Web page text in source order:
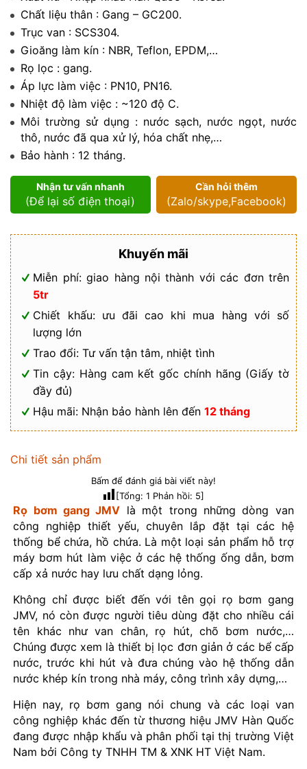
Chất liệu thân : Gang – GC200.
Trục van : SCS304.
Gioăng làm kín : NBR, Teflon, EPDM,…
Rọ lọc : gang.
Áp lực làm việc : PN10, PN16.
Nhiệt độ làm việc : ~120 độ C.
Môi trường sử dụng : nước sạch, nước ngọt, nước
thô, nước đã qua xử lý, hóa chất nhẹ,…
Bảo hành : 12 tháng.
Nhận tư vấn nhanh
(Để lại số điện thoại)
Cần hỏi thêm
(Zalo/skype,Facebook)
Khuyến mãi
Miễn phí: giao hàng nội thành với các đơn trên
5tr
Chiết khấu: ưu đãi cao khi mua hàng với số
lượng lớn
Trao đổi: Tư vấn tận tâm, nhiệt tình
Tin cậy: Hàng cam kết gốc chính hãng (Giấy tờ
đầy đủ)
Hậu mãi: Nhận bảo hành lên đến12 tháng
Chi tiết sản phẩm
Bấm để đánh giá bài viết này!
[Tổng:1 Phản hồi: 5]
Rọ bơm gang JMV là một trong những dòng van
công nghiệp thiết yếu, chuyên lắp đặt tại các hệ
thống bể chứa, hồ chứa. Là một loại sản phẩm hỗ trợ
máy bơm hút làm việc ở các hệ thống ống dẫn, bơm
cấp xả nước hay lưu chất dạng lỏng.
Không chỉ được biết đến với tên gọi rọ bơm gang
JMV, nó còn được người tiêu dùng đặt cho nhiều cái
tên khác như van chân, rọ hút, chõ bơm nước,…
Chúng được xem là thiết bị lọc đơn giản ở các bể cấp
nước, trước khi hút và đưa chúng vào hệ thống dẫn
nước khép kín trong nhà máy, công trình xây dựng,…
Hiện nay, rọ bơm gang nói chung và các loại van
công nghiệp khác đến từ thương hiệu JMV Hàn Quốc
đang được nhập khẩu và phân phối tại thị trường Việt
Nam bởi Công ty TNHH TM & XNK HT Việt Nam.